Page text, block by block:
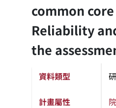
common
Reliability
the
資料類型
計畫屬性